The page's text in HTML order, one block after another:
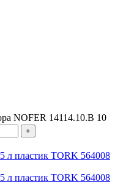
NOFER 14114.10.B 10